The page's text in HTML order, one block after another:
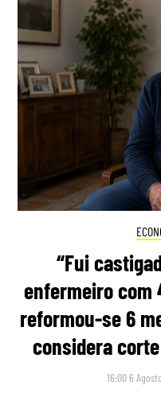
“Fui
enfermeiro com
reformou-se 6
considera
16:00 6